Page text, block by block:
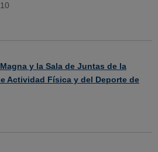
y la Sala de Juntas de la
Actividad Física y del Deporte de